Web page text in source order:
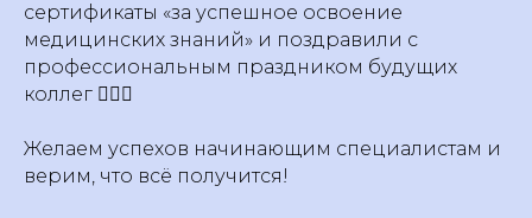
сертификаты «за успешное освоение
медицинских знаний» и поздравили с
профессиональным праздником будущих
коллег 👩🏻‍⚕️
Желаем успехов начинающим специалистам и
верим, что всё получится!